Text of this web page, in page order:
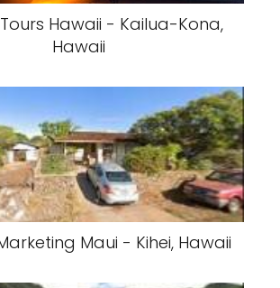
Hawaii - Kailua-Kona,
Hawaii
Maui - Kihei, Hawaii